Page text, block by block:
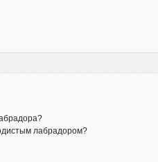
лабрадором?